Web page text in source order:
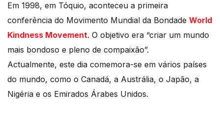
Em 1998, em Tóquio, aconteceu a primeira
conferência do Movimento Mundial da Bondade World
Kindness Movement. O objetivo era “criar um mundo
mais bondoso e pleno de compaixão”.
Actualmente, este dia comemora-se em vários países
do mundo, como o Canadá, a Austrália, o Japão, a
Nigéria e os Emirados Árabes Unidos.